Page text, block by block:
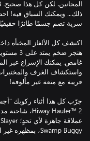
ذلك... ويمكنك السباق فيه!
هنجر
غامض. يمكنك الإسراع عبر
واستكشاف الغرف
جرّب كل هذا أثناء ركوبك